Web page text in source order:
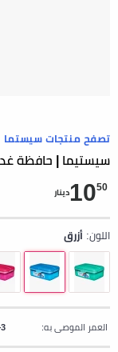
تصفح منتجات سيستما
سيستيما | حافظة غداء,
1050 دينار
اللون: أزرق
العمر الموصى به: 3+ سنوات